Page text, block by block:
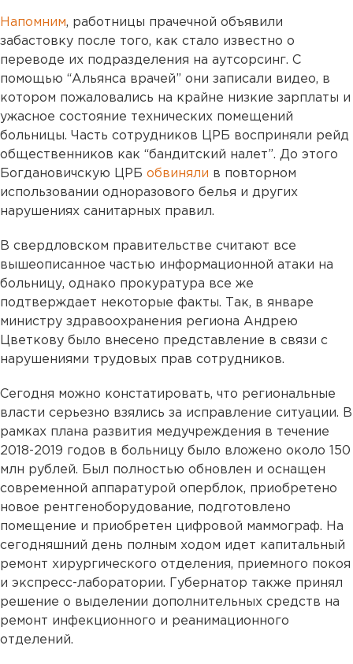
Напомним, работницы прачечной объявили
забастовку после того, как стало известно о
переводе их подразделения на аутсорсинг. С
помощью “Альянса врачей” они записали видео, в
котором пожаловались на крайне низкие зарплаты и
ужасное состояние технических помещений
больницы. Часть сотрудников ЦРБ восприняли рейд
общественников как “бандитский налет”. До этого
Богдановичскую ЦРБ обвиняли в повторном
использовании одноразового белья и других
нарушениях санитарных правил.
В свердловском правительстве считают все
вышеописанное частью информационной атаки на
больницу, однако прокуратура все же
подтверждает некоторые факты. Так, в январе
министру здравоохранения региона Андрею
Цветкову было внесено представление в связи с
нарушениями трудовых прав сотрудников.
Сегодня можно констатировать, что региональные
власти серьезно взялись за исправление ситуации. В
рамках плана развития медучреждения в течение
2018-2019 годов в больницу было вложено около 150
млн рублей. Был полностью обновлен и оснащен
современной аппаратурой оперблок, приобретено
новое рентгеноборудование, подготовлено
помещение и приобретен цифровой маммограф. На
сегодняшний день полным ходом идет капитальный
ремонт хирургического отделения, приемного покоя
и экспресс-лаборатории. Губернатор также принял
решение о выделении дополнительных средств на
ремонт инфекционного и реанимационного
отделений.